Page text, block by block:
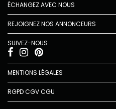
ÉCHANGEZ AVEC NOUS
REJOIGNEZ NOS ANNONCEURS
SUIVEZ-NOUS
MENTIONS LÉGALES
RGPDCGVCGU